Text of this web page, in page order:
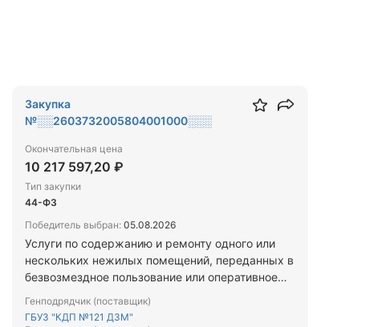
Закупка
№░░2603732005804001000░░░
Окончательная цена
10 217 597,20 ₽
Тип закупки
44-ФЗ
Победитель выбран:05.08.2026
Услуги по содержанию и ремонту одного или
нескольких нежилых помещений, переданных в
безвозмездное пользование или оперативное
газо- и энергоснабжению, услуги по охране,
Генподрядчик (поставщик)
ГБУЗ "КДП №121 ДЗМ"